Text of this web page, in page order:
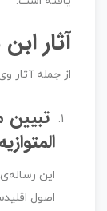
آثار
از جمله آثار
المتوازیه
این
اصول